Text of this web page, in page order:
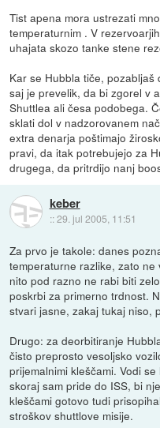
Tist apena mora ustrezati
temperaturnim . V
uhajata skozo tanke stene
Kar se Hubbla tiče,
saj je prevelik, da bi zgorel v
Shuttlea ali česa podobega.
sklati dol v nadzorovanem
extra denarja poštimajo
pravi, da itak potrebujejo za
drugega, da pritrdijo nanj
keber
::29. jul 2005, 11:51
Za prvo je takole: danes
temperaturne razlike, zato
nito pod razno ne rabi biti
poskrbi za primerno trdnost.
stvari jasne, zakaj tukaj niso,
Drugo: za deorbitiranje
čisto preprosto vesoljsko
prijemalnimi kleščami. Vodi
skoraj sam pride do ISS, bi
kleščami gotovo tudi
stroškov shuttlove misije.